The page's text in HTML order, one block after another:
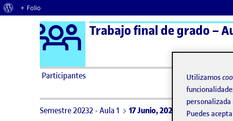
Acerca de WordPress
+ Folio
Saltar al contenido Logo Ágora
Trabajo final de grado –
Participantes
Semestre 20232 - Aula 1 17 Junio, 2024
Utilizamos
Puedes